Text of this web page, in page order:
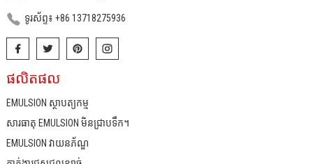
ទូរស័ព្ទ៖ +86 13718275936
ផលិតផល
EMULSION ស្ថាបត្យកម្ម
សារធាតុ EMULSION មិនជ្រាបទឹក។
EMULSION វាយនភ័ណ្ឌ